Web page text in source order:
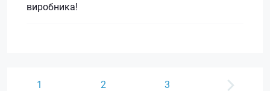
виробника!
1 2 3